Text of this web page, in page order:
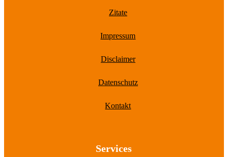
Zitate
Impressum
Disclaimer
Datenschutz
Kontakt
Services